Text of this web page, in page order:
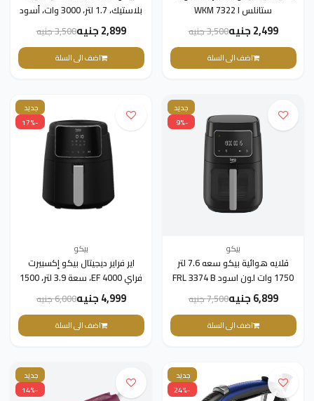
ستانلس WKM 7322 I
2,499 جنيه 3,500 جنيه
اضف الى السلة
بلاستيك، 1.7 لتر، 3000 وات، أسود
2,899 جنيه 3,500 جنيه
اضف الى السلة
جديد
-9%
بيكو
قلايه هوائية بيكو سعه 7.6 لتر
1750 وات لون اسود FRL 3374 B
6,899 جنيه 7,500 جنيه
اضف الى السلة
جديد
-17%
بيكو
اير فراير ديجيتال بيكو إكسبيرت
فراي EF 4000، سعة 3.9 لتر، 1500
وات، اسود - FRL 2244 B
4,999 جنيه 6,000 جنيه
اضف الى السلة
جديد
-24%
جديد
-14%